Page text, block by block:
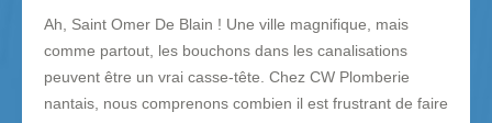
Ah, Saint Omer De Blain ! Une ville magnifique, mais
comme partout, les bouchons dans les canalisations
peuvent être un vrai casse-tête. Chez CW Plomberie
nantais, nous comprenons combien il est frustrant de faire